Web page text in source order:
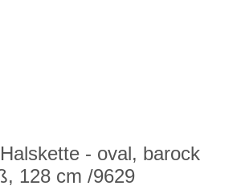
- oval, barock
128 cm /9629